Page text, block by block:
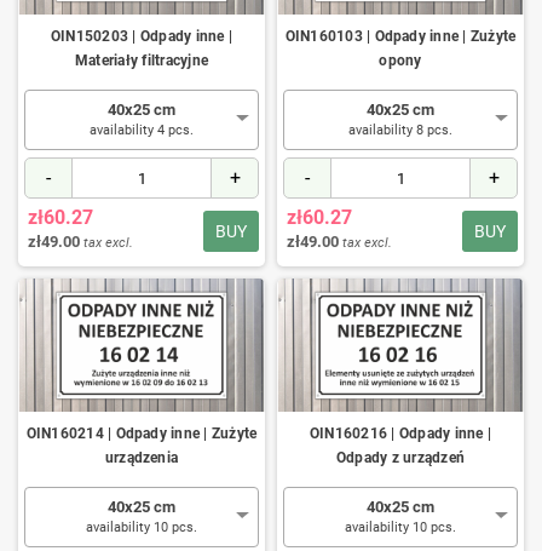
OIN150203 | Odpady inne |
Materiały filtracyjne
40x25 cm
availability 4 pcs.
- +
BUY
zł60.27
zł49.00 tax excl.
OIN160103 | Odpady inne | Zużyte
opony
40x25 cm
availability 8 pcs.
- +
BUY
zł60.27
zł49.00 tax excl.
OIN160214 | Odpady inne | Zużyte
urządzenia
40x25 cm
availability 10 pcs.
OIN160216 | Odpady inne |
Odpady z urządzeń
40x25 cm
availability 10 pcs.